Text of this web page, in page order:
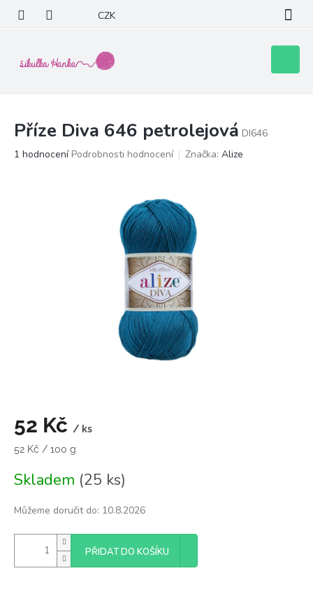
obsah
CZK
košík
Příze Diva 646 petrolejová DI646
Průměrné
1 hodnocení Podrobnosti hodnocení Značka: Alize
52 Kč / ks
Měrná
52 Kč / 100 g
Skladem (25 ks)
Můžeme doručit do: 10.8.2026
PŘIDAT DO KOŠÍKU